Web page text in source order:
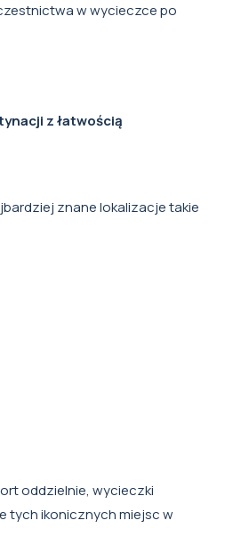
w wycieczce po
z łatwością
znane lokalizacje takie
oddzielnie, wycieczki
tych ikonicznych miejsc w